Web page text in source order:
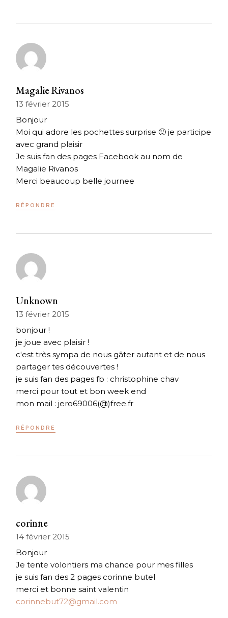
Magalie Rivanos
13 février 2015
Bonjour
Moi qui adore les pochettes surprise 🙂 je participe
avec grand plaisir
Je suis fan des pages Facebook au nom de
Magalie Rivanos
Merci beaucoup belle journee
RÉPONDRE
Unknown
13 février 2015
bonjour !
je joue avec plaisir !
c'est très sympa de nous gâter autant et de nous
partager tes découvertes !
je suis fan des pages fb : christophine chav
merci pour tout et bon week end
mon mail : jero69006(@)free.fr
RÉPONDRE
corinne
14 février 2015
Bonjour
Je tente volontiers ma chance pour mes filles
je suis fan des 2 pages corinne butel
merci et bonne saint valentin
corinnebut72@gmail.com